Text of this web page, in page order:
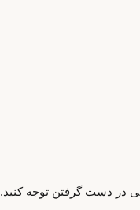
در دست گرفتن توجه کنید.